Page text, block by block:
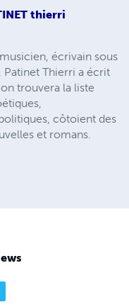
thierri
écrivain sous
Patinet Thierri a écrit
trouvera la liste
côtoient des
et romans.